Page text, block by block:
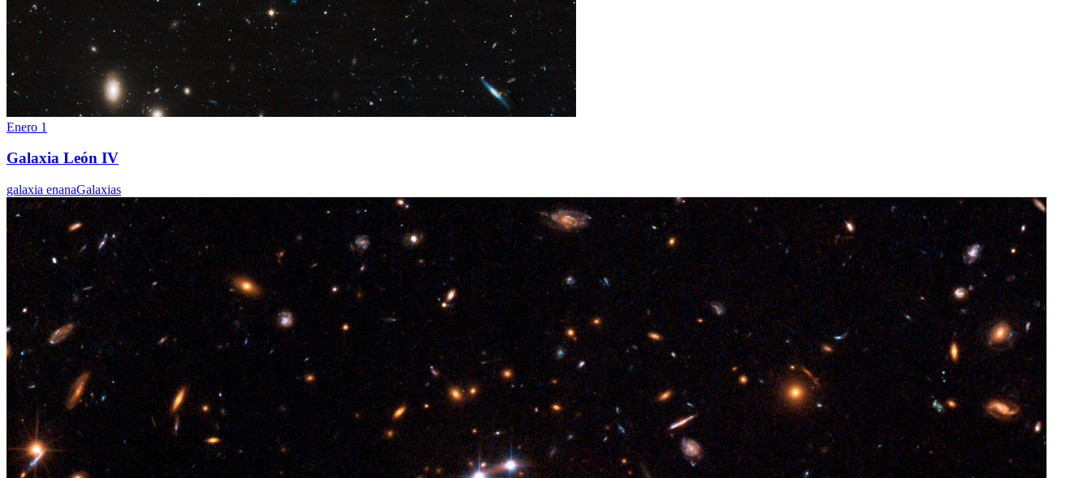
Enero 1
Galaxia León IV
galaxia enanaGalaxias